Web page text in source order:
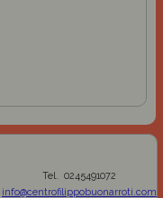
Tel. 0245491072
info@centrofilippobuonarroti.com